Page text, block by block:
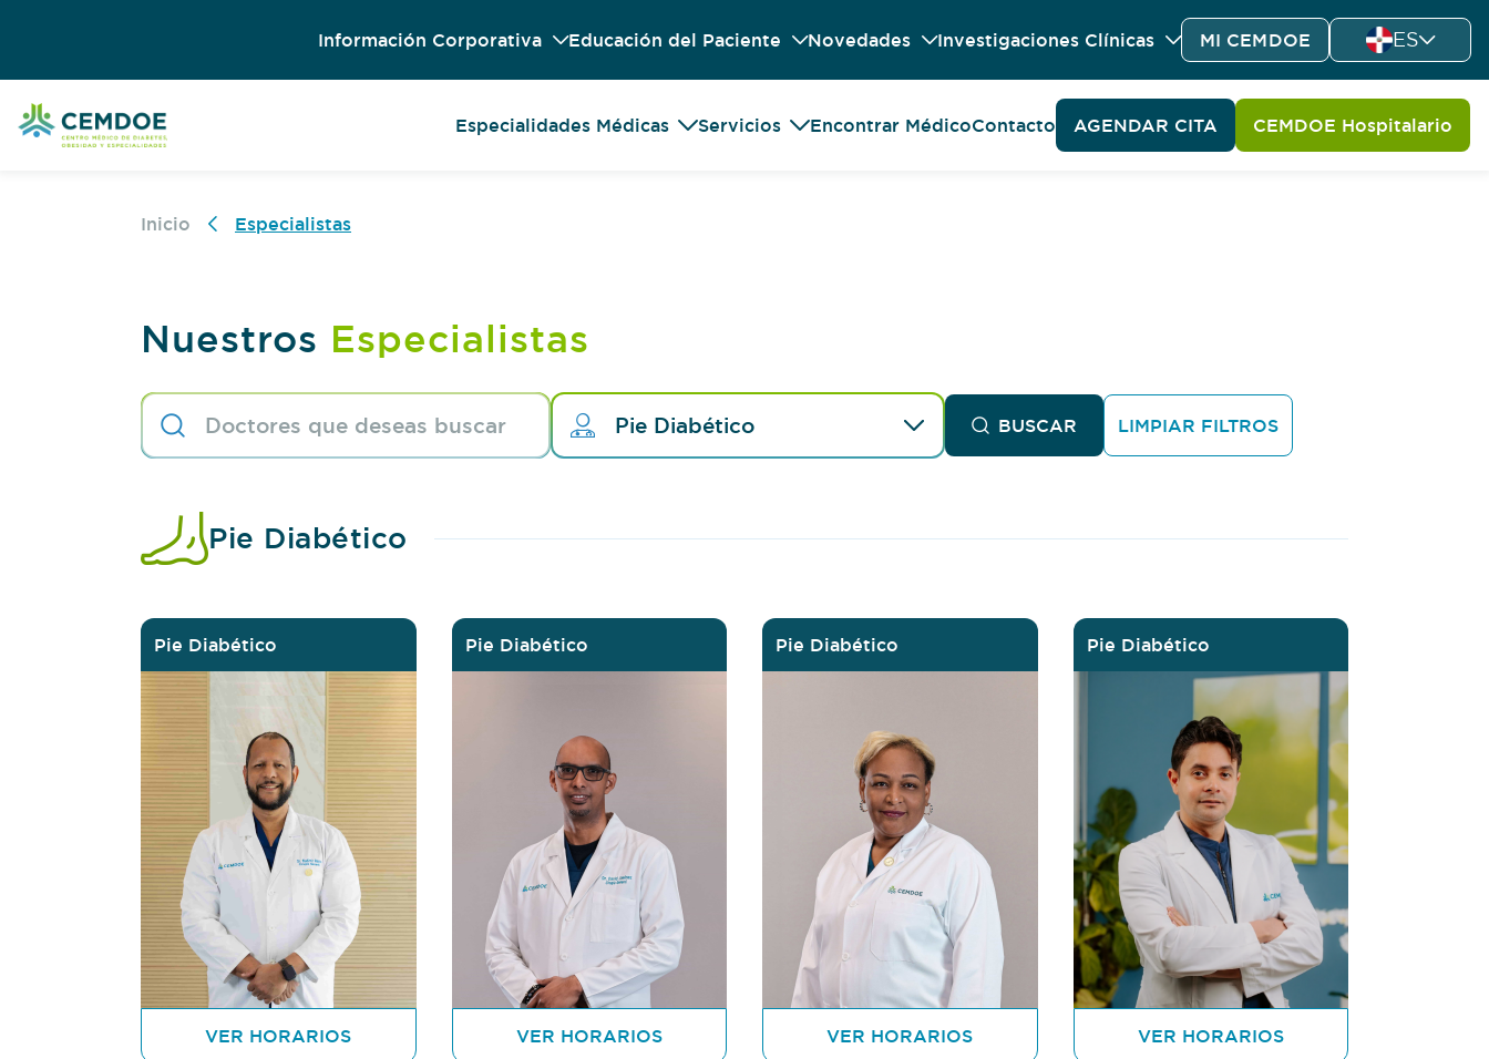
Información Corporativa Educación del Paciente Novedades Investigaciones Clínicas MI CEMDOE ES
Especialidades Médicas Servicios Encontrar MédicoContacto AGENDAR CITA CEMDOE Hospitalario
Inicio Especialistas
Nuestros Especialistas
Pie Diabético BUSCAR LIMPIAR FILTROS
Pie Diabético
Pie Diabético
VER HORARIOS
Pie Diabético
VER HORARIOS
Pie Diabético
VER HORARIOS
Pie Diabético
VER HORARIOS